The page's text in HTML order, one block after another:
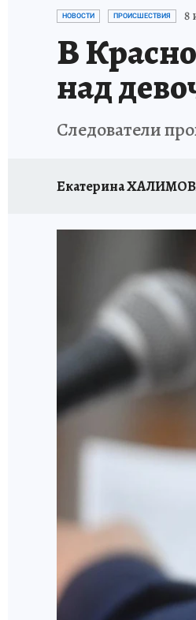
ОТДЫХ В
НОВОСТИ ПРОИСШЕСТВИЯ 8
В
над
Следователи
Екатерина